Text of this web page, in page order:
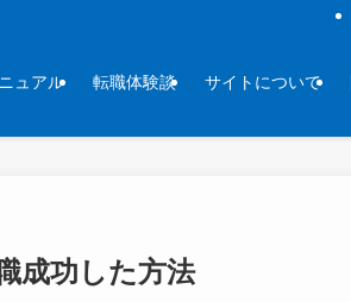
ュアル 転職体験談 サイトについて
成功した方法